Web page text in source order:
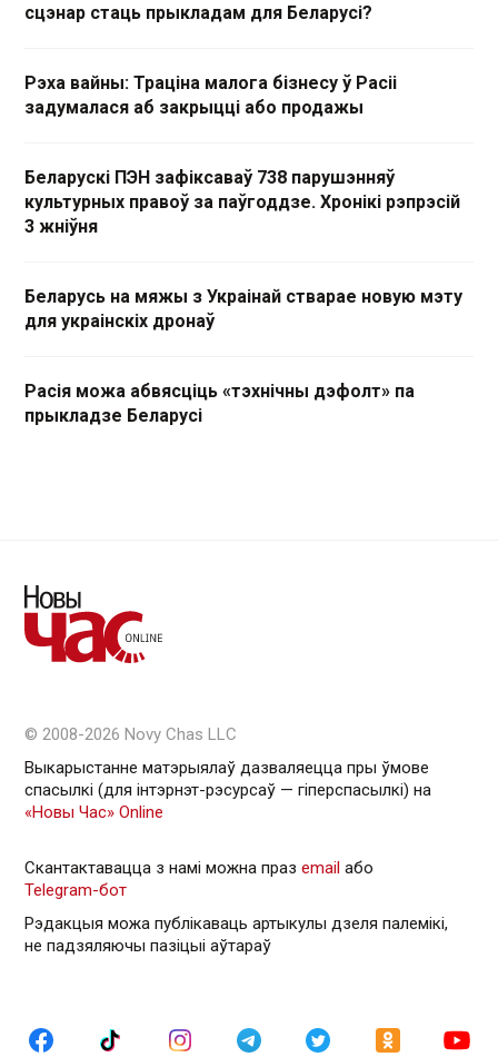
сцэнар стаць прыкладам для Беларусі?
Рэха вайны: Траціна малога бізнесу ў Расіі
задумалася аб закрыцці або продажы
Беларускі ПЭН зафіксаваў 738 парушэнняў
культурных правоў за паўгоддзе. Хронікі рэпрэсій
3 жніўня
Беларусь на мяжы з Украінай стварае новую мэту
для украінскіх дронаў
Расія можа абвясціць «тэхнічны дэфолт» па
прыкладзе Беларусі
© 2008-2026 Novy Chas LLC
Выкарыстанне матэрыялаў дазваляецца пры ўмове
спасылкі (для інтэрнэт-рэсурсаў — гiперспасылкi) на
«Новы Час» Online
Скантактавацца з намі можна праз email або
Telegram-бот
Рэдакцыя можа публікаваць артыкулы дзеля палемікі,
не падзяляючы пазіцыі аўтараў